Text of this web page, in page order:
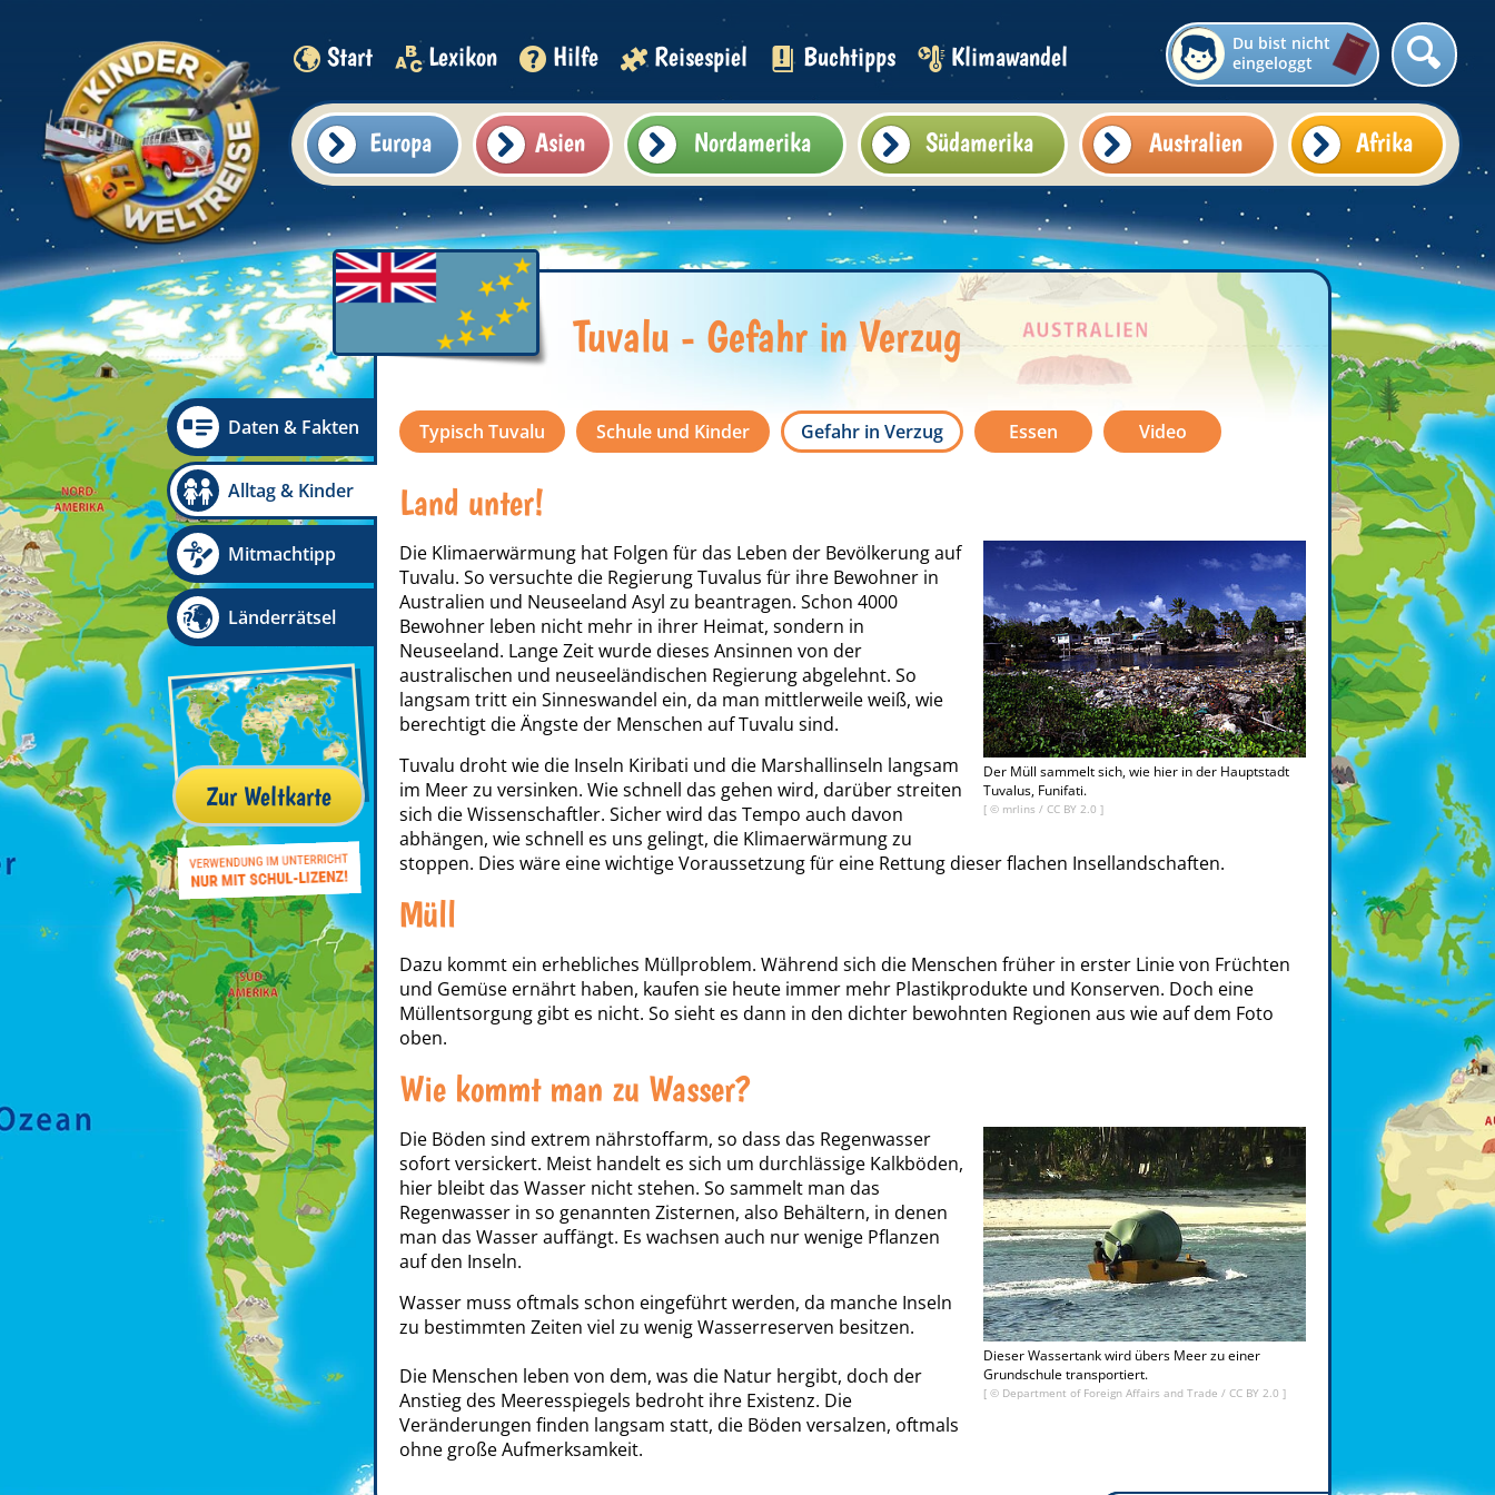
Start Lexikon Hilfe Reisespiel Buchtipps Klimawandel
Du bist nicht
eingeloggt
Europa Asien Nordamerika Südamerika Australien Afrika
Daten & Fakten
Alltag & Kinder
Mitmachtipp
Länderrätsel
Zur Weltkarte
Tuvalu - Gefahr in Verzug
Typisch Tuvalu Schule und Kinder Gefahr in Verzug Essen Video
Land unter!
Der Müll sammelt sich, wie hier in der Hauptstadt
Tuvalus, Funifati.
[ © mrlins / CC BY 2.0 ]
Die Klimaerwärmung hat Folgen für das Leben der Bevölkerung auf
Tuvalu. So versuchte die Regierung Tuvalus für ihre Bewohner in
Australien und Neuseeland Asyl zu beantragen. Schon 4000
Bewohner leben nicht mehr in ihrer Heimat, sondern in
Neuseeland. Lange Zeit wurde dieses Ansinnen von der
australischen und neuseeländischen Regierung abgelehnt. So
langsam tritt ein Sinneswandel ein, da man mittlerweile weiß, wie
berechtigt die Ängste der Menschen auf Tuvalu sind.
Tuvalu droht wie die Inseln Kiribati und die Marshallinseln langsam
im Meer zu versinken. Wie schnell das gehen wird, darüber streiten
sich die Wissenschaftler. Sicher wird das Tempo auch davon
abhängen, wie schnell es uns gelingt, die Klimaerwärmung zu
stoppen. Dies wäre eine wichtige Voraussetzung für eine Rettung dieser flachen Insellandschaften.
Müll
Dazu kommt ein erhebliches Müllproblem. Während sich die Menschen früher in erster Linie von Früchten
und Gemüse ernährt haben, kaufen sie heute immer mehr Plastikprodukte und Konserven. Doch eine
Müllentsorgung gibt es nicht. So sieht es dann in den dichter bewohnten Regionen aus wie auf dem Foto
oben.
Wie kommt man zu Wasser?
Dieser Wassertank wird übers Meer zu einer
Grundschule transportiert.
[ © Department of Foreign Affairs and Trade / CC BY 2.0 ]
Die Böden sind extrem nährstoffarm, so dass das Regenwasser
sofort versickert. Meist handelt es sich um durchlässige Kalkböden,
hier bleibt das Wasser nicht stehen. So sammelt man das
Regenwasser in so genannten Zisternen, also Behältern, in denen
man das Wasser auffängt. Es wachsen auch nur wenige Pflanzen
auf den Inseln.
Wasser muss oftmals schon eingeführt werden, da manche Inseln
zu bestimmten Zeiten viel zu wenig Wasserreserven besitzen.
Die Menschen leben von dem, was die Natur hergibt, doch der
Anstieg des Meeresspiegels bedroht ihre Existenz. Die
Veränderungen finden langsam statt, die Böden versalzen, oftmals
ohne große Aufmerksamkeit.